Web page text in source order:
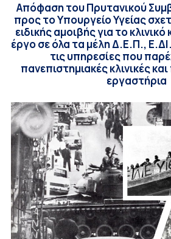
Απόφαση του Πρυτανικού
προς το Υπουργείο Υγείας
ειδικής αμοιβής για το
έργο σε όλα τα μέλη Δ.Ε.Π.,
τις υπηρεσίες που
πανεπιστημιακές κλινικές
εργαστήρια